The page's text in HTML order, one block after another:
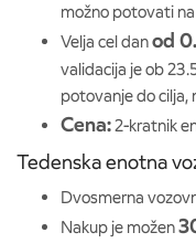
možno potovati
Velja cel danod
validacija je ob
potovanje do cilja,
Cena:2-kratnik
Tedenska enotna
Dvosmerna
Nakup je možen